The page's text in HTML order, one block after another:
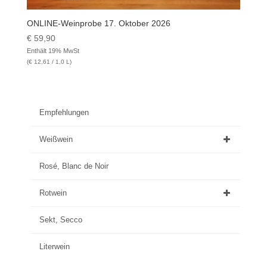
ONLINE-Weinprobe 17. Oktober 2026
€59,90
Enthält 19% MwSt
(€12,61 / 1,0 L)
Empfehlungen
Weißwein
Rosé, Blanc de Noir
Rotwein
Sekt, Secco
Literwein